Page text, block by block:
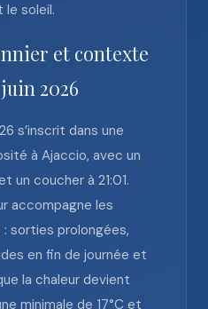
soleil.
et contexte
2026
s’inscrit dans une
à Ajaccio, avec un
un coucher à 21:01.
accompagne les
sorties prolongées,
en fin de journée et
la chaleur devient
minimale de 17°C et